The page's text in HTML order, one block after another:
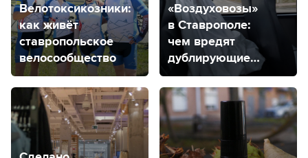
Велотоксикозники:
как живёт
ставропольское
велосообщество
«Воздуховозы»
в Ставрополе:
чем вредят
дублирующие
маршруты?